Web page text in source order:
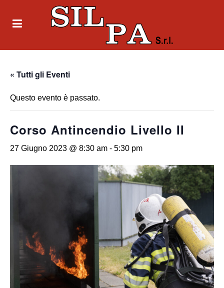
« Tutti gli Eventi
Questo evento è passato.
Corso Antincendio Livello II
27 Giugno 2023 @ 8:30 am - 5:30 pm